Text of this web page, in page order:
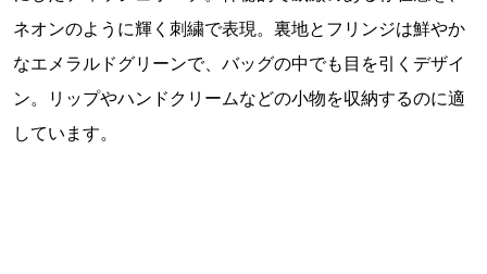
ネオンのように輝く刺繍で表現。裏地とフリンジは鮮やか
なエメラルドグリーンで、バッグの中でも⽬を引くデザイ
ン。リップやハンドクリームなどの⼩物を収納するのに適
しています。